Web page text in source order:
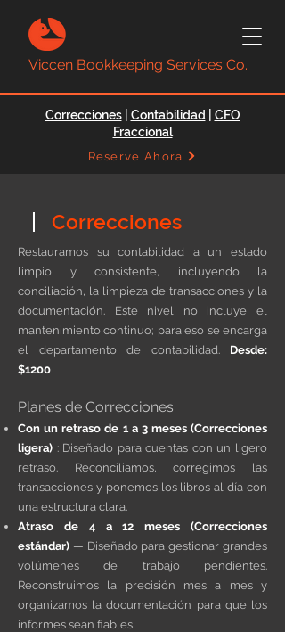
Viccen Bookkeeping Services Co.
Correcciones| Contabilidad| CFO
Fraccional
Reserve Ahora
Correcciones
Restauramos su contabilidad a un estado
limpio y consistente, incluyendo la
conciliación, la limpieza de transacciones y la
documentación. Este nivel no incluye el
mantenimiento continuo; para eso se encarga
el departamento de contabilidad.
Desde:
$1200
Planes de Correcciones
Con un retraso de 1 a 3 meses (Correcciones
ligera) : Diseñado para cuentas con un ligero
retraso. Reconciliamos, corregimos las
transacciones y ponemos los libros al día con
una estructura clara.
Atraso de 4 a 12 meses (Correcciones
estándar) — Diseñado para gestionar grandes
volúmenes de trabajo pendientes.
Reconstruimos la precisión mes a mes y
organizamos la documentación para que los
informes sean fiables.